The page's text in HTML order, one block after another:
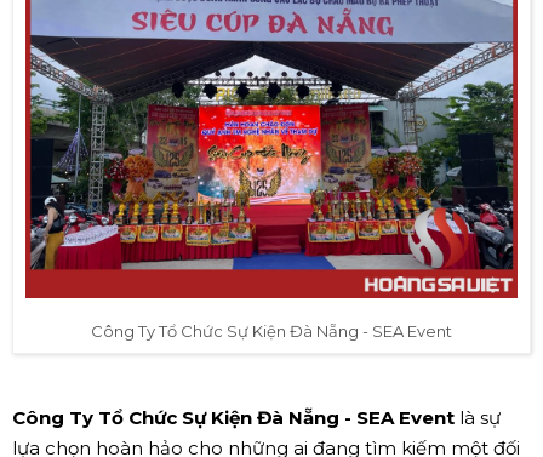
Công Ty Tổ Chức Sự Kiện Đà Nẵng - SEA Event
Công Ty Tổ Chức Sự Kiện Đà Nẵng - SEA Event là sự
lựa chọn hoàn hảo cho những ai đang tìm kiếm một đối